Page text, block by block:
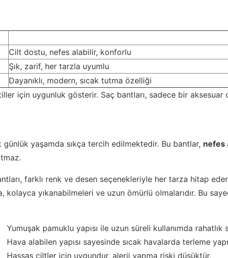
Cilt dostu, nefes alabilir, konforlu
Şık, zarif, her tarzla uyumlu
Dayanıklı, modern, sıcak tutma özelliği
için uygunluk gösterir. Saç bantları, sadece bir
yaşamda sıkça tercih edilmektedir. Bu bantlar, nefes
farklı renk ve desen seçenekleriyle her tarza hitap
kolayca yıkanabilmeleri ve uzun ömürlü olmalarıdır. Bu
Yumuşak pamuklu yapısı ile uzun süreli kullanımda rahatlık
Hava alabilen yapısı sayesinde sıcak havalarda terleme
Hassas ciltler için uygundur, alerji yapma riski düşüktür.